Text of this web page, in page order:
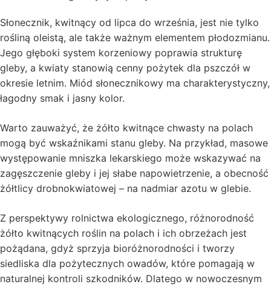
Słonecznik, kwitnący od lipca do września, jest nie tylko
rośliną oleistą, ale także ważnym elementem płodozmianu.
Jego głęboki system korzeniowy poprawia strukturę
gleby, a kwiaty stanowią cenny pożytek dla pszczół w
okresie letnim. Miód słonecznikowy ma charakterystyczny,
łagodny smak i jasny kolor.
Warto zauważyć, że żółto kwitnące chwasty na polach
mogą być wskaźnikami stanu gleby. Na przykład, masowe
występowanie mniszka lekarskiego może wskazywać na
zagęszczenie gleby i jej słabe napowietrzenie, a obecność
żółtlicy drobnokwiatowej – na nadmiar azotu w glebie.
Z perspektywy rolnictwa ekologicznego, różnorodność
żółto kwitnących roślin na polach i ich obrzeżach jest
pożądana, gdyż sprzyja bioróżnorodności i tworzy
siedliska dla pożytecznych owadów, które pomagają w
naturalnej kontroli szkodników. Dlatego w nowoczesnym